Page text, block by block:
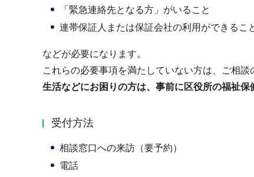
「緊急連絡先となる方」がいること
連帯保証人または保証会社の利用ができるこ
などが必要になります。
これらの必要事項を満たしていない方は、ご相
生活などにお困りの方は、事前に区役所の福祉
受付方法
相談窓口への来訪（要予約）
電話